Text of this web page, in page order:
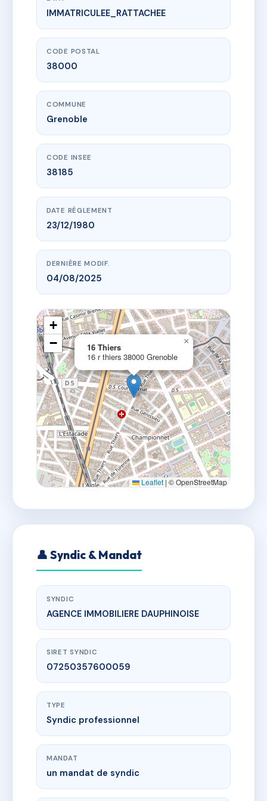
www.vme.plus/AC6022271
16 Thiers
16 r thiers38000 Grenoble
IMMATRICULEE_RATTACHEE
CODE POSTAL
38000
COMMUNE
Grenoble
CODE INSEE
38185
DATE RÈGLEMENT
23/12/1980
DERNIÈRE MODIF.
04/08/2025
16 Thiers
16 r thiers 38000 Grenoble
×
+
−
Leaflet | © OpenStreetMap
👤 Syndic & Mandat
SYNDIC
AGENCE IMMOBILIERE DAUPHINOISE
SIRET SYNDIC
07250357600059
TYPE
Syndic professionnel
MANDAT
un mandat de syndic